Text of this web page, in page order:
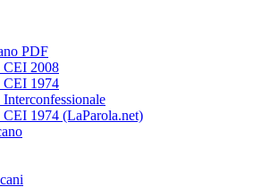
PDF
CEI 2008
CEI 1974
1974 (LaParola.net)